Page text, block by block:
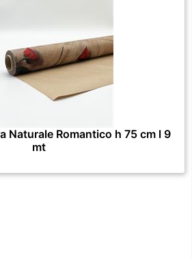
Naturale Romantico h 75 cm l 9
mt